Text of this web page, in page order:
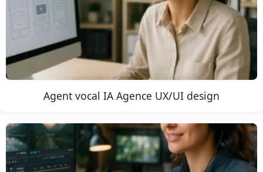
Agent vocal IA Agence UX/UI design